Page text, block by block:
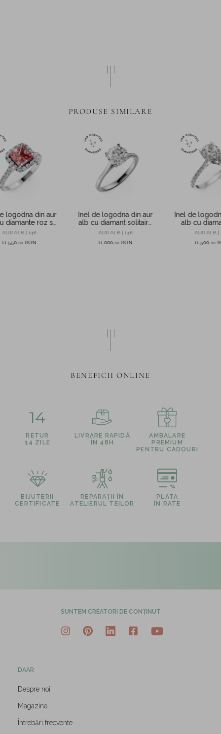
PRODUSE SIMILARE
logodna din aur
diamante roz si
de 1.4ct create
AUR ALB | 14K
11.550 ,00 RON
Inel de logodna din aur
alb cu diamant solitaire
de 1.6ct creat in
AUR ALB | 14K
11.000 ,00 RON
Inel de
alb cu
1.8ct create
AUR ALB |
11.500 ,00
BENEFICII ONLINE
14
RETUR
14 ZILE
LIVRARE RAPIDĂ
ÎN 48H
AMBALARE
PREMIUM
PENTRU CADOURI
BIJUTERII
CERTIFICATE
REPARAȚII ÎN
ATELIERUL TEILOR
PLATA
ÎN RATE
SUNTEM CREATORI DE CONȚINUT
DAAR
Despre noi
Magazine
Întrebări frecvente